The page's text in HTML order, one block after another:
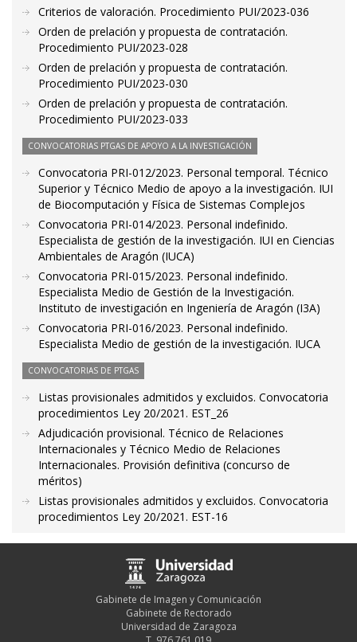
Criterios de valoración. Procedimiento PUI/2023-036
Orden de prelación y propuesta de contratación.
Procedimiento PUI/2023-028
Orden de prelación y propuesta de contratación.
Procedimiento PUI/2023-030
Orden de prelación y propuesta de contratación.
Procedimiento PUI/2023-033
CONVOCATORIAS PTGAS DE APOYO A LA INVESTIGACIÓN
Convocatoria PRI-012/2023. Personal temporal. Técnico
Superior y Técnico Medio de apoyo a la investigación. IUI
de Biocomputación y Física de Sistemas Complejos
Convocatoria PRI-014/2023. Personal indefinido.
Especialista de gestión de la investigación. IUI en Ciencias
Ambientales de Aragón (IUCA)
Convocatoria PRI-015/2023. Personal indefinido.
Especialista Medio de Gestión de la Investigación.
Instituto de investigación en Ingeniería de Aragón (I3A)
Convocatoria PRI-016/2023. Personal indefinido.
Especialista Medio de gestión de la investigación. IUCA
CONVOCATORIAS DE PTGAS
Listas provisionales admitidos y excluidos. Convocatoria
procedimientos Ley 20/2021. EST_26
Adjudicación provisional. Técnico de Relaciones
Internacionales y Técnico Medio de Relaciones
Internacionales. Provisión definitiva (concurso de
méritos)
Listas provisionales admitidos y excluidos. Convocatoria
procedimientos Ley 20/2021. EST-16
Gabinete de Imagen y Comunicación
Gabinete de Rectorado
Universidad de Zaragoza